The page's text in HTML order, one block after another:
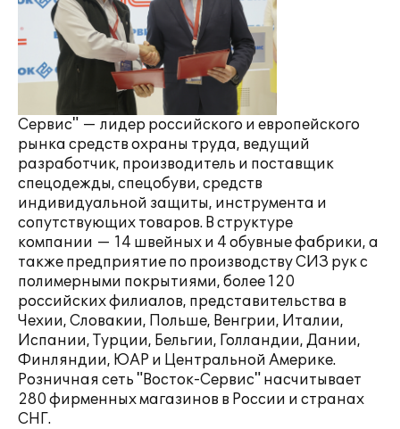
Сервис" — лидер российского и европейского
рынка средств охраны труда, ведущий
разработчик, производитель и поставщик
спецодежды, спецобуви, средств
индивидуальной защиты, инструмента и
сопутствующих товаров. В структуре
компании — 14 швейных и 4 обувные фабрики, а
также предприятие по производству СИЗ рук с
полимерными покрытиями, более 120
российских филиалов, представительства в
Чехии, Словакии, Польше, Венгрии, Италии,
Испании, Турции, Бельгии, Голландии, Дании,
Финляндии, ЮАР и Центральной Америке.
Розничная сеть "Восток-Сервис" насчитывает
280 фирменных магазинов в России и странах
СНГ.